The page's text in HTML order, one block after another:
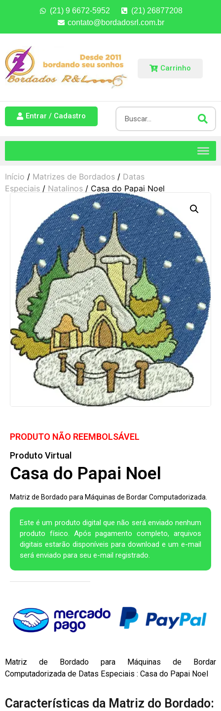
(21) 9 6672-5952
(21) 26877208
contato@bordadosrl.com.br
Carrinho
Entrar / Cadastro
Início / Matrizes de Bordados / Datas
Especiais / Natalinos / Casa do Papai Noel
PRODUTO NÃO REEMBOLSÁVEL
Produto Virtual
Casa do Papai Noel
Matriz de Bordado para Máquinas de Bordar Computadorizada.
Este é um produto digital que não será enviado nenhum
produto físico. Após pagamento completo, arquivos
digitais estarão disponíveis para download e um e-mail
será enviado para seu e-mail registrado.
Matriz de Bordado para Máquinas de Bordar
Computadorizada de Datas Especiais : Casa do Papai Noel
Características da Matriz do Bordado: